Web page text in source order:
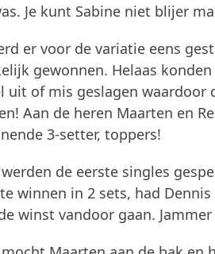
Je kunt Sabine niet blijer
er voor de variatie eens
gewonnen. Helaas
uit of mis geslagen
Aan de heren Maarten en
3-setter, toppers!
de eerste singles
winnen in 2 sets, had
winst vandoor gaan.